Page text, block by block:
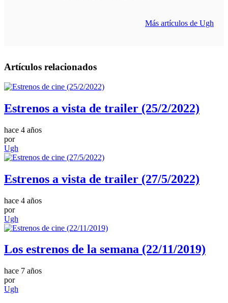
Más artículos de Ugh
Artículos relacionados
Estrenos a vista de trailer (25/2/2022)
hace 4 años
por
Ugh
Estrenos a vista de trailer (27/5/2022)
hace 4 años
por
Ugh
Los estrenos de la semana (22/11/2019)
hace 7 años
por
Ugh